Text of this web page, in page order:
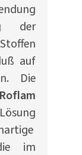
der
auf
Die
Roflam
im